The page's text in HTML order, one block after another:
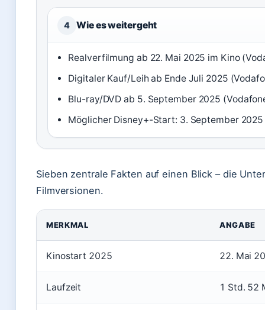
4 Wie es weitergeht
Realverfilmung ab 22. Mai 2025 im Kino
Digitaler Kauf/Leih ab Ende Juli 2025
Blu-ray/DVD ab 5. September 2025
Möglicher Disney+-Start: 3. September 2025
Sieben zentrale Fakten auf einen Blick – die
Filmversionen.
MERKMAL ANGABE
Kinostart 2025 22. Mai
Laufzeit 1 Std. 52